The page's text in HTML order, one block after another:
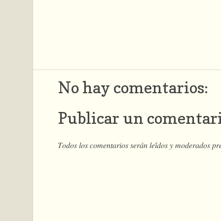
No hay comentarios:
Publicar un
𝑇𝑜𝑑𝑜𝑠 𝑙𝑜𝑠 𝑐𝑜𝑚𝑒𝑛𝑡𝑎𝑟𝑖𝑜𝑠 𝑠𝑒𝑟𝑎́𝑛 𝑙𝑒𝑖́𝑑𝑜𝑠 𝑦 𝑚𝑜𝑑𝑒𝑟𝑎𝑑𝑜𝑠